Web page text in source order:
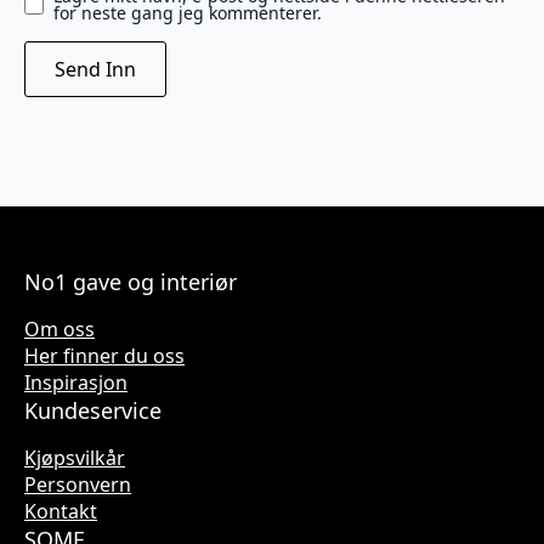
for neste gang jeg kommenterer.
No1 gave og interiør
Om oss
Her finner du oss
Inspirasjon
Kundeservice
Kjøpsvilkår
Personvern
Kontakt